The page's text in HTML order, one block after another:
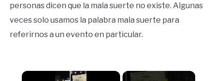
personas dicen que la mala suerte no existe. Algunas
veces solo usamos la palabra mala suerte para
referirnos a un evento en particular.
×